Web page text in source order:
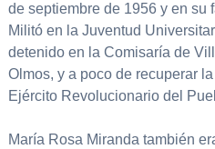
de septiembre de 1956 y en su
Militó en la Juventud
detenido en la Comisaría de
Olmos, y a poco de recuperar
Ejército Revolucionario del
María Rosa Miranda también